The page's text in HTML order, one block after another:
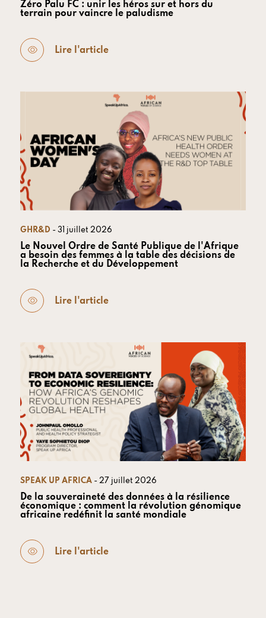
Zéro Palu FC : unir les héros sur et hors du
terrain pour vaincre le paludisme
Lire l'article
GHR&D - 31 juillet 2026
Le Nouvel Ordre de Santé Publique de l'Afrique
a besoin des femmes à la table des décisions de
la Recherche et du Développement
Lire l'article
SPEAK UP AFRICA - 27 juillet 2026
De la souveraineté des données à la résilience
économique : comment la révolution génomique
africaine redéfinit la santé mondiale
Lire l'article